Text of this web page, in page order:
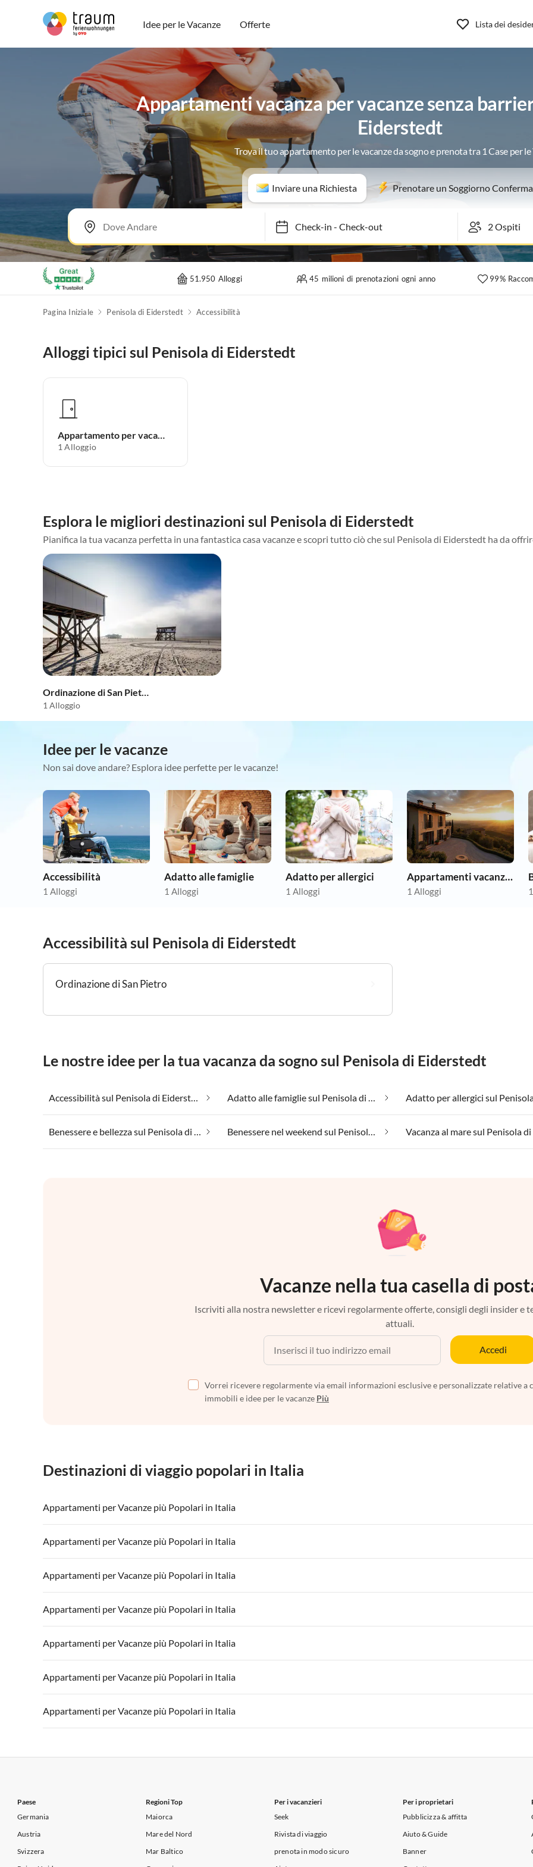
Idee per le Vacanze Offerte Lista dei
Appartamenti vacanza per vacanze senza
Eiderstedt
Trova il tuo appartamento per le vacanze da sogno e prenota tra 1 Case per le
Inviare una Richiesta Prenotare un Soggiorno
Check-in- Check-out
51.950 Alloggi 45 milioni di prenotazioni ogni anno 99%
Pagina Iniziale Penisola di Eiderstedt Accessibilità
Alloggi tipici sul Penisola di Eiderstedt
Appartamento per vacanze
1 Alloggio
Esplora le migliori destinazioni sul Penisola di Eiderstedt
Pianifica la tua vacanza perfetta in una fantastica casa vacanze e scopri tutto ciò che sul Penisola di Eiderstedt ha da
Ordinazione di San Pietro
1 Alloggio
Idee per le vacanze
Non sai dove andare? Esplora idee perfette per le vacanze!
Accessibilità
1 Alloggi
Adatto alle famiglie
1 Alloggi
Adatto per allergici
1 Alloggi
Appartamenti vacanze economici
1 Alloggi
Accessibilità sul Penisola di Eiderstedt
Ordinazione di San Pietro
Le nostre idee per la tua vacanza da sogno sul Penisola di Eiderstedt
Accessibilità sul Penisola di Eiderstedt Adatto alle famiglie sul Penisola di Eiderstedt
Benessere e bellezza sul Penisola di Eiderstedt Benessere nel weekend sul Penisola di Eiderstedt
Vacanze nella tua casella di
Iscriviti alla nostra newsletter e ricevi regolarmente offerte, consigli degli insider e
attuali.
Accedi
Vorrei ricevere regolarmente via email informazioni esclusive e personalizzate relative a
immobili e idee per le vacanze Più
Destinazioni di viaggio popolari in Italia
Appartamenti per Vacanze più Popolari in Italia
Appartamenti per Vacanze in Italia Appartamenti per Vacanze in Liguria
Appartamenti per Vacanze in Lago di Garda Appartamenti per Vacanze in Lago di Como
Appartamenti per Vacanze più Popolari in Italia
Appartamenti per Vacanze in Italia Appartamenti per Vacanze in Liguria
Appartamenti per Vacanze in Lago di Garda Appartamenti per Vacanze in Lago di Como
Appartamenti per Vacanze più Popolari in Italia
Appartamenti per Vacanze in Italia Appartamenti per Vacanze in Liguria
Appartamenti per Vacanze in Lago di Garda Appartamenti per Vacanze in Lago di Como
Appartamenti per Vacanze più Popolari in Italia
Appartamenti per Vacanze in Italia Appartamenti per Vacanze in Liguria
Appartamenti per Vacanze in Lago di Garda Appartamenti per Vacanze in Lago di Como
Appartamenti per Vacanze più Popolari in Italia
Appartamenti per Vacanze in Italia Appartamenti per Vacanze in Liguria
Appartamenti per Vacanze in Lago di Garda Appartamenti per Vacanze in Lago di Como
Appartamenti per Vacanze più Popolari in Italia
Appartamenti per Vacanze in Italia Appartamenti per Vacanze in Liguria
Appartamenti per Vacanze in Lago di Garda Appartamenti per Vacanze in Lago di Como
Appartamenti per Vacanze più Popolari in Italia
Paese
Germania
Austria
Svizzera
Regioni Top
Maiorca
Mare del Nord
Mar Baltico
Per i vacanzieri
Seek
Rivista di viaggio
prenota in modo sicuro
Per i proprietari
Pubblicizza & affitta
Aiuto & Guide
Banner